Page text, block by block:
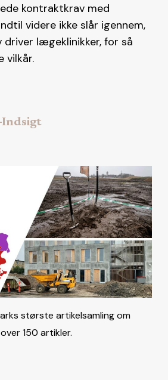
kontraktkrav med
videre ikke slår igennem,
driver lægeklinikker, for så
vilkår.
Indsigt
største artikelsamling om
150 artikler.